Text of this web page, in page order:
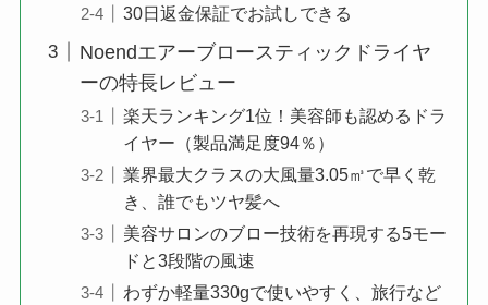
30日返金保証でお試しできる
Noendエアーブロースティックドライヤ
ーの特長レビュー
楽天ランキング1位！美容師も認めるドラ
イヤー（製品満足度94％）
業界最大クラスの大風量3.05㎥で早く乾
き、誰でもツヤ髪へ
美容サロンのブロー技術を再現する5モー
ドと3段階の風速
わずか軽量330gで使いやすく、旅行など